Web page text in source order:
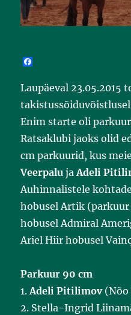
e
b
o
o
k
Laupäeval 23.05.2015
Enim starte oli
Ratsaklubi jaoks olid
cm parkuurid, kus
Veerpalu jaAdeli
Auhinnalistele
hobusel Artik
hobusel Admiral
Ariel Hiir hobusel
Parkuur 90 cm
1.Adeli Pitilimov(Nõo
2. Stella-Ingrid